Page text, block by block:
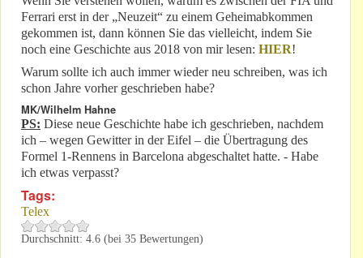
Ferrari erst in der „Neuzeit“ zu einem Geheimabkommen
gekommen ist, dann können Sie das vielleicht, indem Sie
noch eine Geschichte aus 2018 von mir lesen: HIER!
Warum sollte ich auch immer wieder neu schreiben, was ich
schon Jahre vorher geschrieben habe?
MK/Wilhelm Hahne
PS: Diese neue Geschichte habe ich geschrieben, nachdem
ich – wegen Gewitter in der Eifel – die Übertragung des
Formel 1-Rennens in Barcelona abgeschaltet hatte. - Habe
ich etwas verpasst?
Tags:
Telex
Durchschnitt: 4.6 (bei 35 Bewertungen)